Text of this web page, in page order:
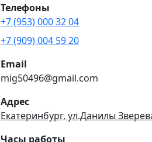
Телефоны
+7 (953) 000 32 04
+7 (909) 004 59 20
Email
mig50496@gmail.com
Адрес
Екатеринбург, ул.Данилы
Часы работы